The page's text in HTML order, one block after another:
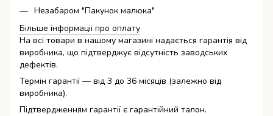
Незабаром "Пакунок малюка"
Більше інформаціі про оплату
На всі товари в нашому магазині надається гарантія від
виробника, що підтверджує відсутність заводських
дефектів.
Термін гарантії — від 3 до 36 місяців (залежно від
виробника).
Підтвердженням гарантії є гарантійний талон.